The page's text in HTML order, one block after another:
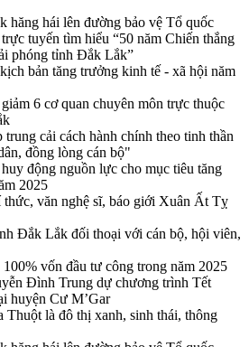
hăng hái lên đường bảo vệ Tổ quốc
tuyến tìm hiểu “50 năm Chiến thắng
phóng tỉnh Đắk Lắk”
bản tăng trưởng kinh tế - xã hội năm
6 cơ quan chuyên môn trực thuộc
cải cách hành chính theo tinh thần
đồng lòng cán bộ"
động nguồn lực cho mục tiêu tăng
2025
thức, văn nghệ sĩ, báo giới Xuân Ất Tỵ
Đắk Lắk đối thoại với cán bộ, hội viên,
vốn đầu tư công trong năm 2025
Đình Trung dự chương trình Tết
huyện Cư M’Gar
là đô thị xanh, sinh thái, thông